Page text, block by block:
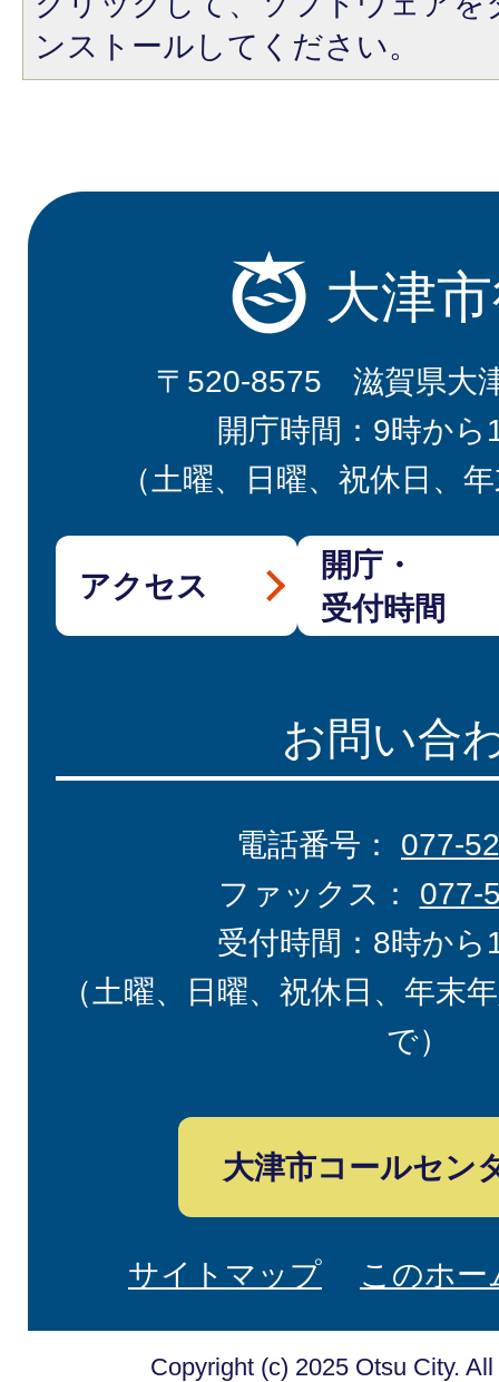
ンストールしてください。
大津
〒520-8575 滋賀県大
開庁時間：9時から
（土曜、日曜、祝休日、
アクセス
開庁・
受付時間
お問い合
電話番号： 077-
ファックス： 077-
受付時間：8時から
（土曜、日曜、祝休日、年末
で）
大津市コールセン
サイトマップ このホ
Copyright (c) 2025 Otsu City.